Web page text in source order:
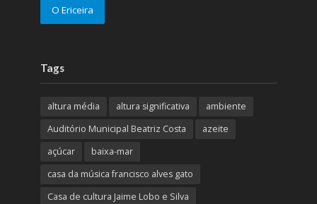
O Ericeira
Tags
altura média altura significativa
ambiente
Auditório Municipal Beatriz Costa
azeite
açúcar
baixa-mar
casa da música francisco alves gato
Casa de cultura Jaime Lobo e Silva